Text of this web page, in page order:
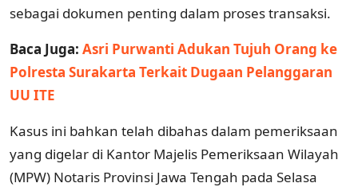
sebagai dokumen penting dalam proses transaksi.
Baca Juga: Asri Purwanti Adukan Tujuh Orang ke
Polresta Surakarta Terkait Dugaan Pelanggaran
UU ITE
Kasus ini bahkan telah dibahas dalam pemeriksaan
yang digelar di Kantor Majelis Pemeriksaan Wilayah
(MPW) Notaris Provinsi Jawa Tengah pada Selasa